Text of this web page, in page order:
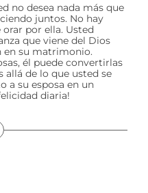
no desea nada más que
juntos. No hay
por ella. Usted
que viene del Dios
en su matrimonio.
él puede convertirlas
allá de lo que usted se
a su esposa en un
diaria!